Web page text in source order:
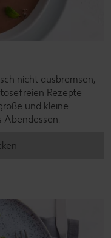
nicht ausbremsen,
Rezepte
und kleine
Abendessen.